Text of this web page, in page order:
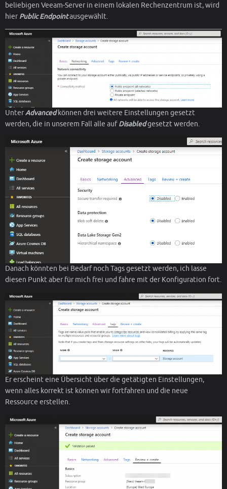
beliebigen Veeam-Server in einem lokalen Rechenzentrum ist, wird
hier Public Endpointausgewählt.
UnterAdvancedkönnen drei weitere Einstellungen gesetzt
werden, die in unserem Fall alle aufDisabledgesetzt werden.
Danach könnten bei Bedarf noch Tags gesetzt werden, ich lasse
diesen Punkt aber für mich frei und fahre mit der Konfiguration fort.
Er erscheint eine Übersicht über die getätigten Einstellungen,
wenn alles korrekt ist können wir fortfahren und die neue
Ressource erstellen.